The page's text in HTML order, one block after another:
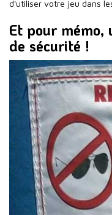
d'utiliser votre jeu dans
Et pour
de sécurité !